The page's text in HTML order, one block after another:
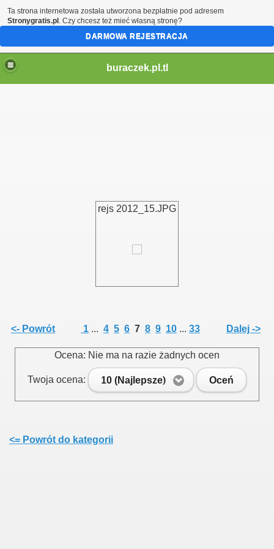
buraczek.pl.tl
rejs 2012_15.JPG
<- Powrót 1 ... 4 5 6 7 8 9 10 ... 33 Dalej ->
Ocena: Nie ma na razie żadnych ocen
Twoja ocena: 10 (Najlepsze) Oceń
<= Powrót do kategorii
Ta strona internetowa została utworzona bezpłatnie pod adresem
Stronygratis.pl . Czy chcesz też mieć własną stronę?
DARMOWA REJESTRACJA